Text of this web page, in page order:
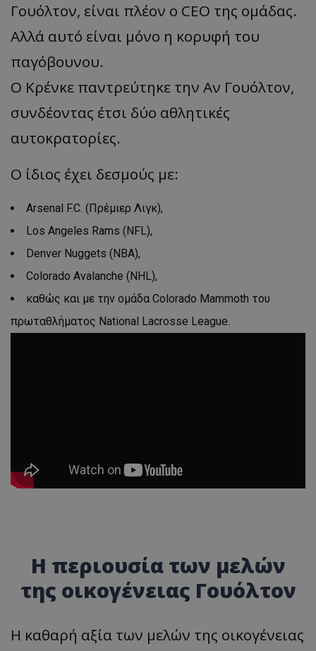
Γουόλτον, είναι πλέον ο CEO της ομάδας.
Αλλά αυτό είναι μόνο η κορυφή του
παγόβουνου.
Ο Κρένκε παντρεύτηκε την Αν Γουόλτον,
συνδέοντας έτσι δύο αθλητικές
αυτοκρατορίες.
Ο ίδιος έχει δεσμούς με:
Arsenal F.C. (Πρέμιερ Λιγκ),
Los Angeles Rams (NFL),
Denver Nuggets (NBA),
Colorado Avalanche (NHL),
καθώς και με την ομάδα Colorado Mammoth του
πρωταθλήματος National Lacrosse League.
Η περιουσία των μελών
της οικογένειας Γουόλτον
Η καθαρή αξία των μελών της οικογένειας